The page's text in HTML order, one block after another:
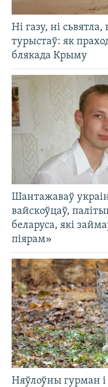
Ні газу, ні сьвятла,
турыстаў: як
блякада Крыму
Шантажаваў
вайскоўцаў,
беларуса, які
піярам»
Няўлоўны гурман